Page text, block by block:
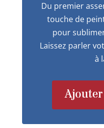
Du premier
touche de
pour
Laissez parler
à